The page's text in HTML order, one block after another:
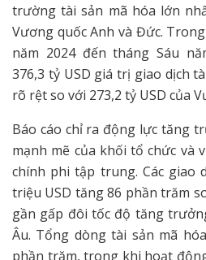
trường tài sản mã hóa lớn
Vương quốc Anh và Đức.
năm 2024 đến tháng Sáu
376,3 tỷ USD giá trị giao dịch
rõ rệt so với 273,2 tỷ USD của
Báo cáo chỉ ra động lực tăng
mạnh mẽ của khối tổ chức và
chính phi tập trung. Các giao
triệu USD tăng 86 phần trăm
gần gấp đôi tốc độ tăng
Âu. Tổng dòng tài sản mã
phần trăm, trong khi hoạt